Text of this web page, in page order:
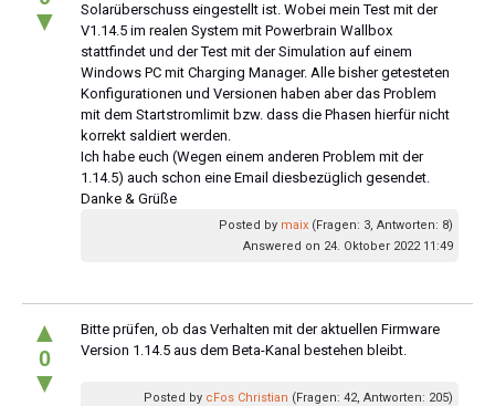
▼
Solarüberschuss eingestellt ist. Wobei mein Test mit der
V1.14.5 im realen System mit Powerbrain Wallbox
stattfindet und der Test mit der Simulation auf einem
Windows PC mit Charging Manager. Alle bisher getesteten
Konfigurationen und Versionen haben aber das Problem
mit dem Startstromlimit bzw. dass die Phasen hierfür nicht
korrekt saldiert werden.
Ich habe euch (Wegen einem anderen Problem mit der
1.14.5) auch schon eine Email diesbezüglich gesendet.
Danke & Grüße
Posted by maix (Fragen: 3, Antworten: 8)
Answered on 24. Oktober 2022 11:49
▲
0
▼
Bitte prüfen, ob das Verhalten mit der aktuellen Firmware
Version 1.14.5 aus dem Beta-Kanal bestehen bleibt.
Posted by cFos Christian (Fragen: 42, Antworten: 205)